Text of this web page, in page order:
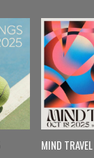
MIND TRAVEL